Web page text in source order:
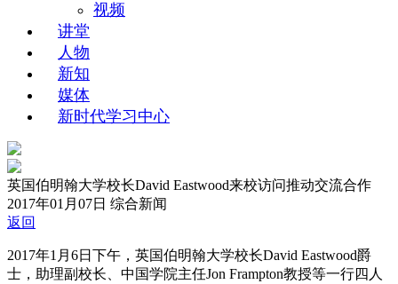
视频
讲堂
人物
新知
媒体
新时代学习中心
英国伯明翰大学校长David Eastwood来校访问推动交流合作
2017年01月07日 综合新闻
返回
2017年1月6日下午，英国伯明翰大学校长David Eastwood爵
士，助理副校长、中国学院主任Jon Frampton教授等一行四人